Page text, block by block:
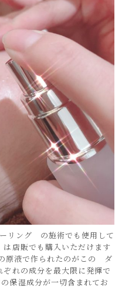
リング の施術でも使用して
店販でも購入いただけます
原液で作られたのがこの ダ
れの成分を最大限に発揮で
保湿成分が一切含まれてお